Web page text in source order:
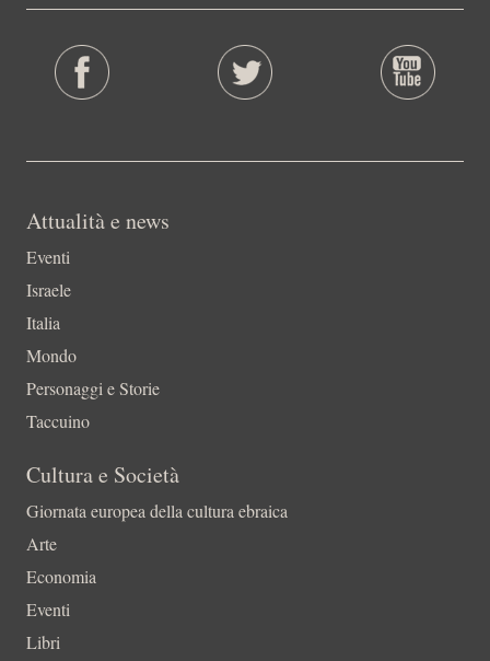
Attualità e news
Eventi
Israele
Italia
Mondo
Personaggi e Storie
Taccuino
Cultura e Società
Giornata europea della cultura ebraica
Arte
Economia
Eventi
Libri